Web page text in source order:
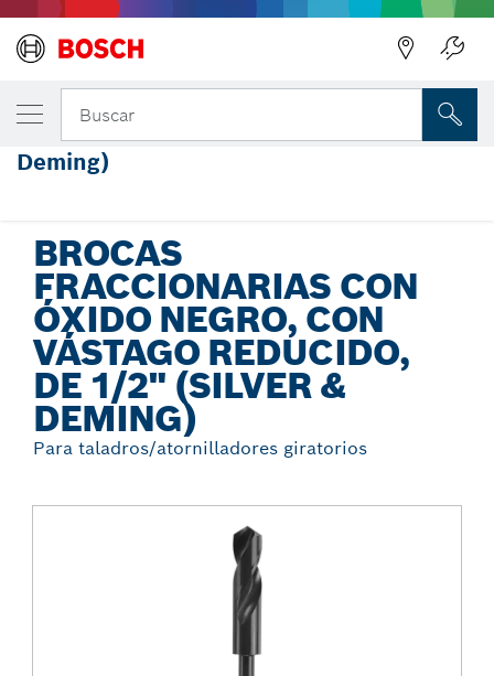
Buscar
...
Brocas fraccionarias con óxido negro, con vástago reducido,
BROCAS
FRACCIONARIAS CON
ÓXIDO NEGRO, CON
VÁSTAGO REDUCIDO,
DE 1/2" (SILVER &
DEMING)
Para taladros/atornilladores giratorios
TU VARIANTE SELECCIONADA
Brocas fraccionarias con óxido negro, con
vástago reducido, de 1/2" (Silver &
Deming)